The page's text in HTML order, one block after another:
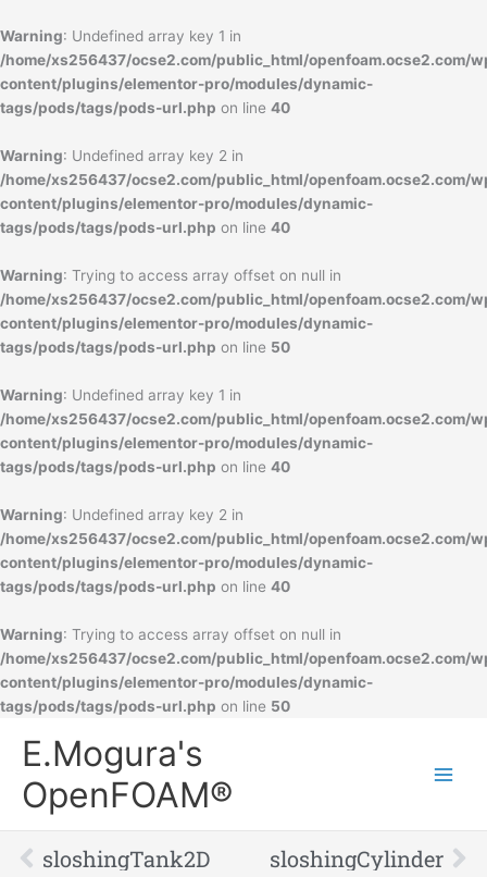
Warning: Undefined array key 1 in
/home/xs256437/ocse2.com/public_html/openfoam.ocse2.com/
content/plugins/elementor-pro/modules/dynamic-
tags/pods/tags/pods-url.php on line 40
Warning: Undefined array key 2 in
/home/xs256437/ocse2.com/public_html/openfoam.ocse2.com/
content/plugins/elementor-pro/modules/dynamic-
tags/pods/tags/pods-url.php on line 40
Warning: Trying to access array offset on null in
/home/xs256437/ocse2.com/public_html/openfoam.ocse2.com/
content/plugins/elementor-pro/modules/dynamic-
tags/pods/tags/pods-url.php on line 50
Warning: Undefined array key 1 in
/home/xs256437/ocse2.com/public_html/openfoam.ocse2.com/
content/plugins/elementor-pro/modules/dynamic-
tags/pods/tags/pods-url.php on line 40
Warning: Undefined array key 2 in
/home/xs256437/ocse2.com/public_html/openfoam.ocse2.com/
content/plugins/elementor-pro/modules/dynamic-
tags/pods/tags/pods-url.php on line 40
Warning: Trying to access array offset on null in
/home/xs256437/ocse2.com/public_html/openfoam.ocse2.com/
content/plugins/elementor-pro/modules/dynamic-
tags/pods/tags/pods-url.php on line 50
容
を
ス
キ
プ
E.Mogura's
OpenFOAM®
Prev
sloshingTank2D sloshingCylinder